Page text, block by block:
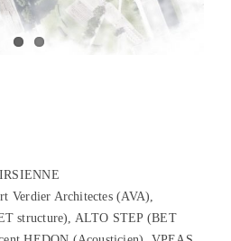
Verdier Architectes (AVA),
structure), ALTO STEP (BET